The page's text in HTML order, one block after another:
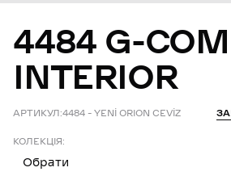
4484 G-COM
INTERIOR
АРТИКУЛ:4484 – YENİ ORION CEVİZ
КОЛЕКЦІЯ:
Обрати